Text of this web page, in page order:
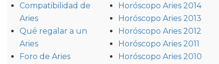
Compatibilidad de
Aries
Qué regalar a un
Aries
Foro de Aries
Horóscopo Aries 2014
Horóscopo Aries 2013
Horóscopo Aries 2012
Horóscopo Aries 2011
Horóscopo Aries 2010